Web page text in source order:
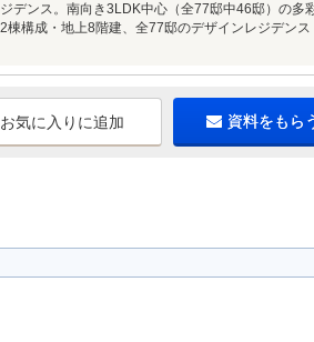
デンス。南向き3LDK中心（全77邸中46邸）の
棟構成・地上8階建、全77邸のデザインレジデン
お気に入りに追加 資料をもら